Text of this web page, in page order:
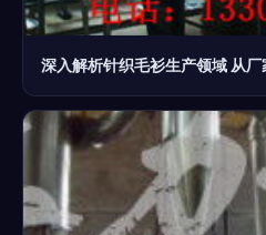
深入解析针织毛衫生产领域 从